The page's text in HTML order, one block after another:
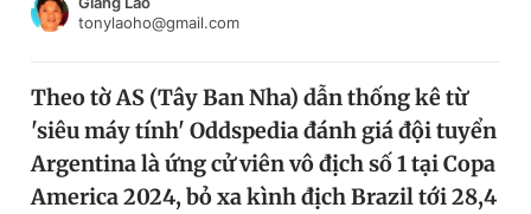
Tin thị trường
Video Magazine
Sản phẩm khác
tonylaoho@gmail.com
Theo tờ AS (Tây Ban Nha) dẫn thống kê từ
'siêu máy tính' Oddspedia đánh giá đội tuyển
Argentina là ứng cử viên vô địch số 1 tại Copa
America 2024, bỏ xa kình địch Brazil tới 28,4